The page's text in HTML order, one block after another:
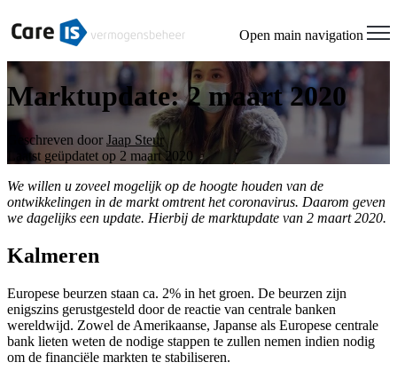
Open main navigation
Marktupdate: 2 maart 2020
Geschreven door Jaap Steur
Laatst geüpdatet op 2 maart 2020
We willen u zoveel mogelijk op de hoogte houden van de
ontwikkelingen in de markt omtrent het coronavirus. Daarom geven
we dagelijks een update. Hierbij de marktupdate van 2 maart 2020.
Kalmeren
Europese beurzen staan ca. 2% in het groen. De beurzen zijn
enigszins gerustgesteld door de reactie van centrale banken
wereldwijd. Zowel de Amerikaanse, Japanse als Europese centrale
bank lieten weten de nodige stappen te zullen nemen indien nodig
om de financiële markten te stabiliseren.